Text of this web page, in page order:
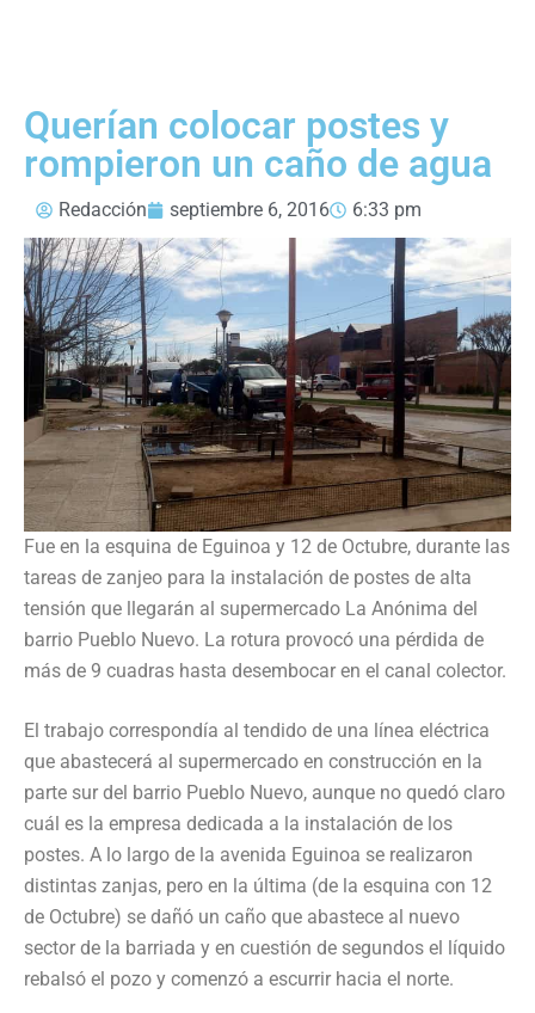
Querían colocar postes y
rompieron un caño de agua
Redacción septiembre 6, 2016 6:33 pm
Fue en la esquina de Eguinoa y 12 de Octubre, durante las
tareas de zanjeo para la instalación de postes de alta
tensión que llegarán al supermercado La Anónima del
barrio Pueblo Nuevo. La rotura provocó una pérdida de
más de 9 cuadras hasta desembocar en el canal colector.
El trabajo correspondía al tendido de una línea eléctrica
que abastecerá al supermercado en construcción en la
parte sur del barrio Pueblo Nuevo, aunque no quedó claro
cuál es la empresa dedicada a la instalación de los
postes. A lo largo de la avenida Eguinoa se realizaron
distintas zanjas, pero en la última (de la esquina con 12
de Octubre) se dañó un caño que abastece al nuevo
sector de la barriada y en cuestión de segundos el líquido
rebalsó el pozo y comenzó a escurrir hacia el norte.